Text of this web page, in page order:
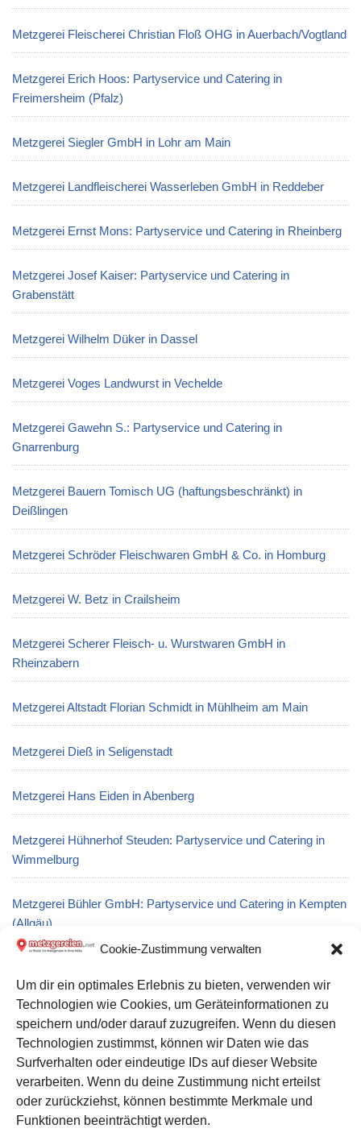
Cookie-Zustimmung verwalten
Um dir ein optimales Erlebnis zu bieten, verwenden wir
Technologien wie Cookies, um Geräteinformationen zu
speichern und/oder darauf zuzugreifen. Wenn du diesen
Technologien zustimmst, können wir Daten wie das
Surfverhalten oder eindeutige IDs auf dieser Website
verarbeiten. Wenn du deine Zustimmung nicht erteilst
oder zurückziehst, können bestimmte Merkmale und
Funktionen beeinträchtigt werden.
Metzgerei Fleischerei Christian Floß OHG in Auerbach/Vogtland
Metzgerei Erich Hoos: Partyservice und Catering in
Freimersheim (Pfalz)
Metzgerei Siegler GmbH in Lohr am Main
Metzgerei Landfleischerei Wasserleben GmbH in Reddeber
Metzgerei Ernst Mons: Partyservice und Catering in Rheinberg
Metzgerei Josef Kaiser: Partyservice und Catering in
Grabenstätt
Metzgerei Wilhelm Düker in Dassel
Metzgerei Voges Landwurst in Vechelde
Metzgerei Gawehn S.: Partyservice und Catering in
Gnarrenburg
Metzgerei Bauern Tomisch UG (haftungsbeschränkt) in
Deißlingen
Metzgerei Schröder Fleischwaren GmbH & Co. in Homburg
Metzgerei W. Betz in Crailsheim
Metzgerei Scherer Fleisch- u. Wurstwaren GmbH in
Rheinzabern
Metzgerei Altstadt Florian Schmidt in Mühlheim am Main
Metzgerei Dieß in Seligenstadt
Metzgerei Hans Eiden in Abenberg
Metzgerei Hühnerhof Steuden: Partyservice und Catering in
Wimmelburg
Metzgerei Bühler GmbH: Partyservice und Catering in Kempten
(Allgäu)
Metzgerei Josef Sturm: Partyservice und Catering in Maxhütte-
Haidhof
Kontakt zu uns